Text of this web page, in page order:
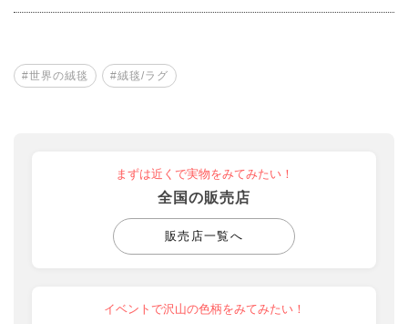
#世界の絨毯 #絨毯/ラグ
まずは近くで実物をみてみたい！
全国の販売店
販売店一覧へ
イベントで沢山の色柄をみてみたい！